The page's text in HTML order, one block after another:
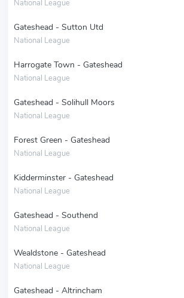
National League
Gateshead - Sutton Utd
National League
Harrogate Town - Gateshead
National League
Gateshead - Solihull Moors
National League
Forest Green - Gateshead
National League
Kidderminster - Gateshead
National League
Gateshead - Southend
National League
Wealdstone - Gateshead
National League
Gateshead - Altrincham